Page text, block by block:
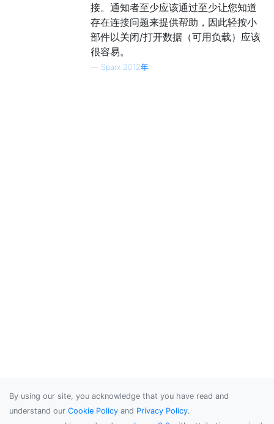
接。通知者至少应该通过至少让您知道
存在连接问题来提供帮助，因此轻按小
部件以关闭/打开数据（可用负载）应该
很容易。
— Sparx 2012年
By using our site, you acknowledge that you have read and
understand our Cookie Policy and Privacy Policy.